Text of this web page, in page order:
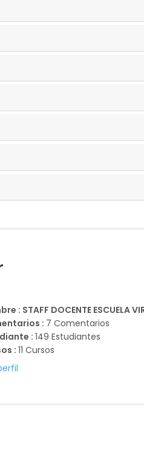
: STAFF DOCENTE ESCUELA
: 7 Comentarios
:149 Estudiantes
:11 Cursos